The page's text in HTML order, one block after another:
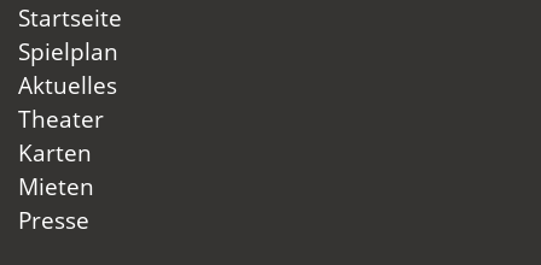
Startseite
Spielplan
Aktuelles
Theater
Karten
Mieten
Presse